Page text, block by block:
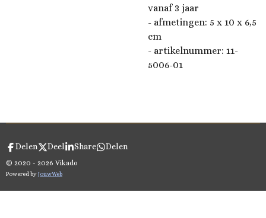
vanaf 3 jaar
- afmetingen: 5 x 10 x 6,5
cm
- artikelnummer: 11-
5006-01
Delen Deel Share Delen
© 2020 - 2026 Vikado
Powered byJouwWeb